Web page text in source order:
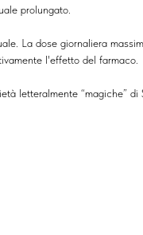
prolungato.
La dose giornaliera
l'effetto del farmaco.
letteralmente “magiche” di